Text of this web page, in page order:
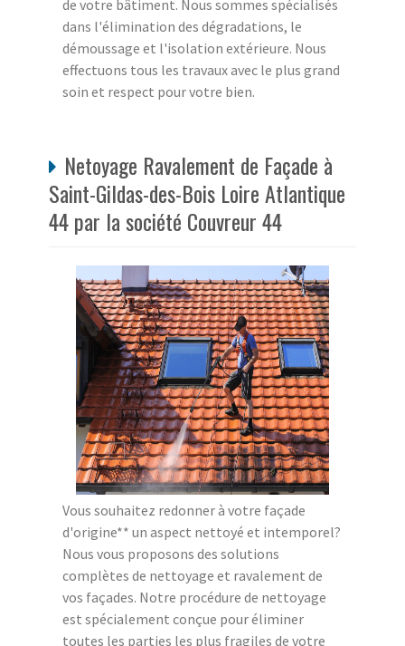
de votre bâtiment. Nous sommes spécialisés
dans l'élimination des dégradations, le
démoussage et l'isolation extérieure. Nous
effectuons tous les travaux avec le plus grand
soin et respect pour votre bien.
Netoyage Ravalement de Façade à
Saint-Gildas-des-Bois Loire Atlantique
44 par la société Couvreur 44
Vous souhaitez redonner à votre façade
d'origine** un aspect nettoyé et intemporel?
Nous vous proposons des solutions
complètes de nettoyage et ravalement de
vos façades. Notre procédure de nettoyage
est spécialement conçue pour éliminer
toutes les parties les plus fragiles de votre